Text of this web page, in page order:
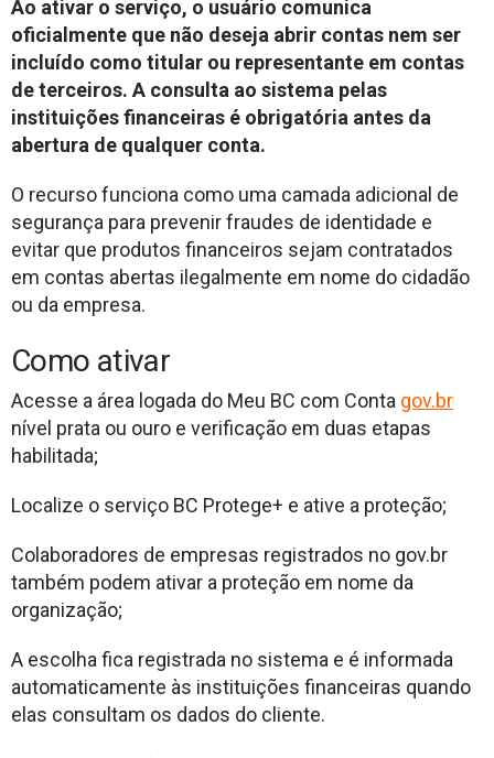
Ao ativar o serviço, o usuário comunica
oficialmente que não deseja abrir contas nem ser
incluído como titular ou representante em contas
de terceiros. A consulta ao sistema pelas
instituições financeiras é obrigatória antes da
abertura de qualquer conta.
O recurso funciona como uma camada adicional de
segurança para prevenir fraudes de identidade e
evitar que produtos financeiros sejam contratados
em contas abertas ilegalmente em nome do cidadão
ou da empresa.
Como ativar
Acesse a área logada do Meu BC com Conta gov.br
nível prata ou ouro e verificação em duas etapas
habilitada;
Localize o serviço BC Protege+ e ative a proteção;
Colaboradores de empresas registrados no gov.br
também podem ativar a proteção em nome da
organização;
A escolha fica registrada no sistema e é informada
automaticamente às instituições financeiras quando
elas consultam os dados do cliente.